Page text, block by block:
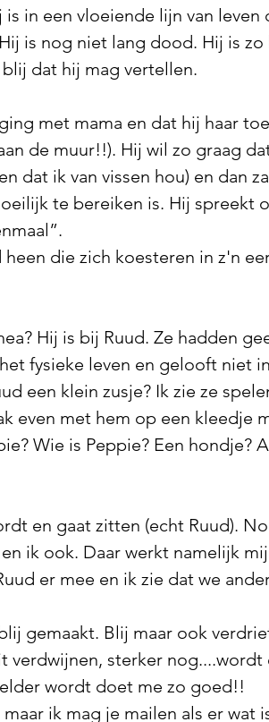
in een vloeiende lijn van
is nog niet lang dood. Hij is
dat hij mag vertellen.
met mama en dat hij haar
de muur!!). Hij wil zo graag
dat ik van vissen hou) en dan
te bereiken is. Hij spreekt
heen die zich koesteren in z'n
Hij is bij Ruud. Ze hadden
fysieke leven en gelooft niet
een klein zusje? Ik zie ze
even met hem op een kleedje
Wie is Peppie? Een hondje?
en gaat zitten (echt Ruud).
ik ook. Daar werkt namelijk
er mee en ik zie dat we
gemaakt. Blij maar ook
verdwijnen, sterker
wordt doet me zo goed!!
ik mag je mailen als er wat